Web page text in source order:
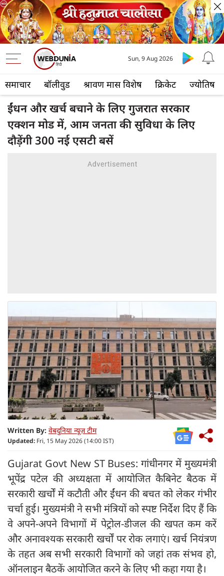
समाचार बॉलीवुड श्रावण मास विशेष क्रिकेट ज्योतिष
Sun, 9 Aug 2026
ईंधन और खर्च बचाने के लिए गुजरात सरकार
एक्शन मोड में, आम जनता की सुविधा के लिए
दौड़ेंगी 300 नई एसटी बसें
Written By: वेबदुनिया न्यूज़ टीम
Updated: Fri, 15 May 2026 (14:00 IST)
Gujarat Govt New ST Buses: गांधीनगर में मुख्यमंत्री
भूपेंद्र पटेल की अध्यक्षता में आयोजित कैबिनेट बैठक में
सरकारी खर्चों में कटौती और ईंधन की बचत को लेकर गंभीर
चर्चा हुई। मुख्यमंत्री ने सभी मंत्रियों को स्पष्ट निर्देश दिए हैं कि
वे अपने-अपने विभागों में पेट्रोल-डीजल की खपत कम करें
और अनावश्यक सरकारी खर्चों पर रोक लगाएं। खर्च नियंत्रण
के तहत अब सभी सरकारी विभागों को जहां तक संभव हो,
ऑनलाइन बैठकें आयोजित करने के लिए भी कहा गया है।